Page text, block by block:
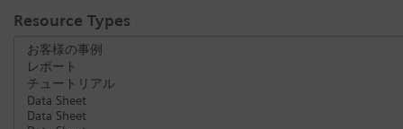
Resource Types